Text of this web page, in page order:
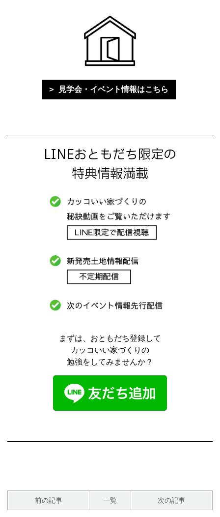
見学会・イベント情報はこちら
LINEおともだち限定の
特典情報満載
まずは、おともだち登録して
カッコいい家づくりの
勉強をしてみませんか？
前の記事 一覧 次の記事